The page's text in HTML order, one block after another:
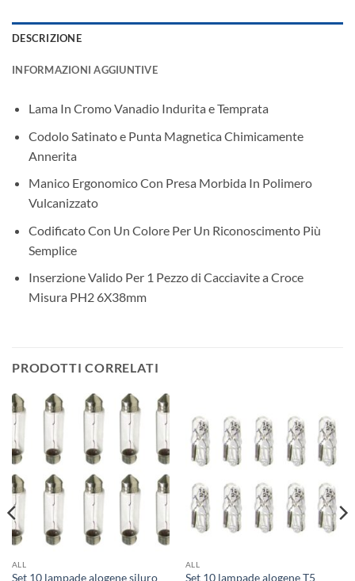
DESCRIZIONE
INFORMAZIONI AGGIUNTIVE
Lama In Cromo Vanadio Indurita e Temprata
Codolo Satinato e Punta Magnetica Chimicamente
Annerita
Manico Ergonomico Con Presa Morbida In Polimero
Vulcanizzato
Codificato Con Un Colore Per Un Riconoscimento Più
Semplice
Inserzione Valido Per 1 Pezzo di Cacciavite a Croce
Misura PH2 6X38mm
PRODOTTI CORRELATI
ALL
Set 10 lampade alogene siluro
ALL
Set 10 lampade alogene T5